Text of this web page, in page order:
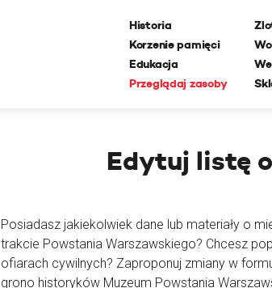
Historia
Korzenie pamięci
Edukacja
Przeglądaj zasoby
Edytuj listę
Posiadasz jakiekolwiek dane lub materiały o
trakcie Powstania Warszawskiego? Chcesz
ofiarach cywilnych? Zaproponuj zmiany w
grono historyków Muzeum Powstania